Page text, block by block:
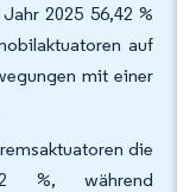
2025 56,42 %
auf
mit einer
die
%, während